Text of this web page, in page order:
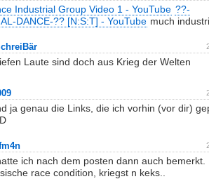
Industrial Group Video 1 - YouTube ??-
DANCE-?? [N:S:T] - YouTube much
Laute sind doch aus Krieg der Welten
ja genau die Links, die ich vorhin (vor dir)
ich nach dem posten dann auch bemerkt.
race condition, kriegst n keks..